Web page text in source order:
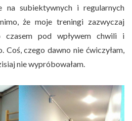
na subiektywnych i regularnych
że moje treningi zazwyczaj
czasem pod wpływem chwili i
Coś, czego dawno nie ćwiczyłam,
nie wypróbowałam.